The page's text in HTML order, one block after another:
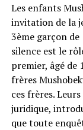
Les enfants
invitation de la
3ème garçon de
silence est le
premier, âgé de
frères
ces frères.
juridique,
que toute